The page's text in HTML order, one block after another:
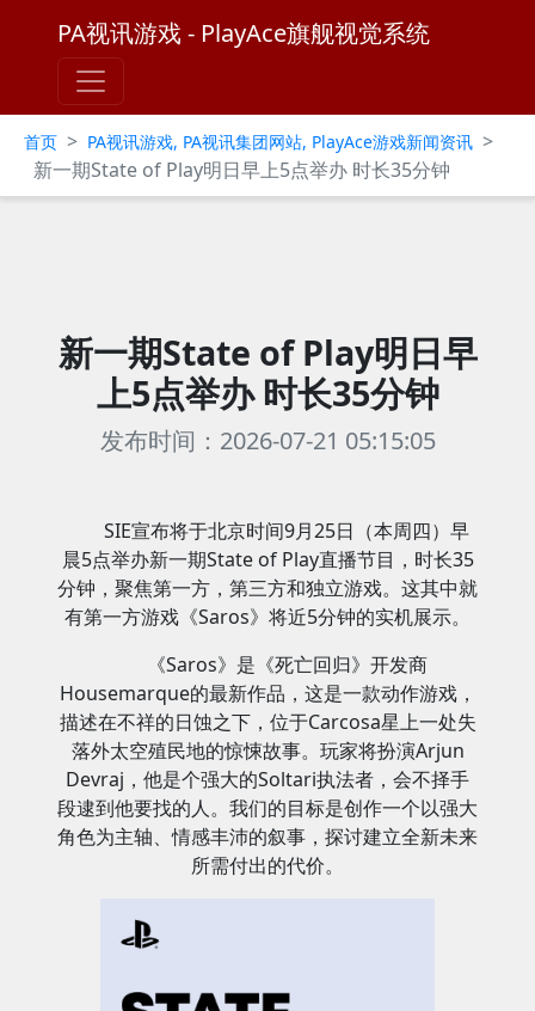
PA视讯游戏 - PlayAce旗舰视觉系统
首页 > PA视讯游戏, PA视讯集团网站, PlayAce游戏新闻资讯 >
新一期State of Play明日早上5点举办 时长35分钟
新一期State of Play明日早
上5点举办 时长35分钟
发布时间：2026-07-21 05:15:05
SIE宣布将于北京时间9月25日（本周四）早
晨5点举办新一期State of Play直播节目，时长35
分钟，聚焦第一方，第三方和独立游戏。这其中就
有第一方游戏《Saros》将近5分钟的实机展示。
《Saros》是《死亡回归》开发商
Housemarque的最新作品，这是一款动作游戏，
描述在不祥的日蚀之下，位于Carcosa星上一处失
落外太空殖民地的惊悚故事。玩家将扮演Arjun
Devraj，他是个强大的Soltari执法者，会不择手
段逮到他要找的人。我们的目标是创作一个以强大
角色为主轴、情感丰沛的叙事，探讨建立全新未来
所需付出的代价。